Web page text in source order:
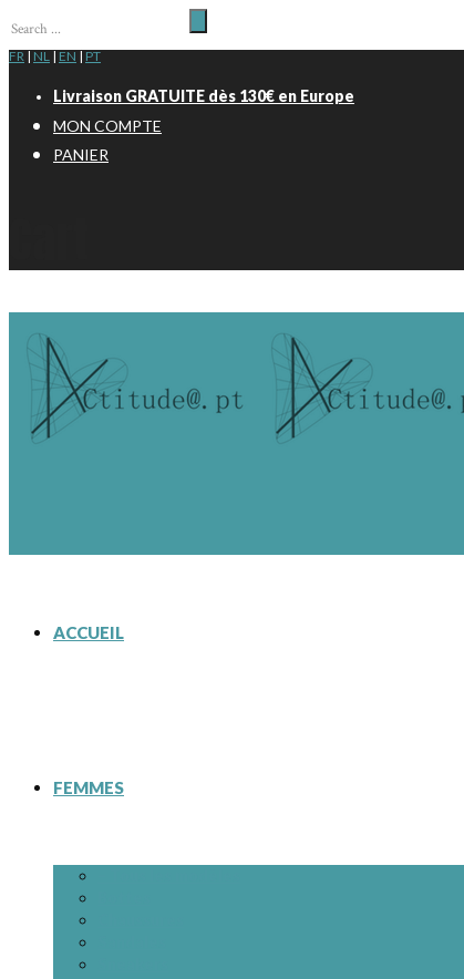
FR | NL | EN | PT
Livraison GRATUITE dès 130€ en Europe
MON COMPTE
PANIER
ACCUEIL
FEMMES